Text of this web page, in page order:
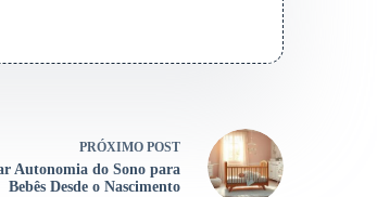
PRÓXIMOPOST
Autonomia do Sono para
Bebês Desde o Nascimento